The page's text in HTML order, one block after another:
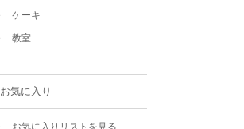
ケーキ
教室
お気に入り
お気に入りリストを見る